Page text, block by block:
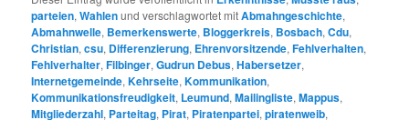
parteien,Wahlenund verschlagwortet mitAbmahngeschichte,
Abmahnwelle, Bemerkenswerte, Bloggerkreis, Bosbach,Cdu,
Christian,csu, Differenzierung, Ehrenvorsitzende,Fehlverhalten,
Fehlverhalter,Filbinger,Gudrun Debus,Habersetzer,
Internetgemeinde,Kehrseite,Kommunikation,
Kommunikationsfreudigkeit, Leumund,Mailingliste,Mappus,
Mitgliederzahl, Parteitag, Pirat, Piratenpartei,piratenweib,